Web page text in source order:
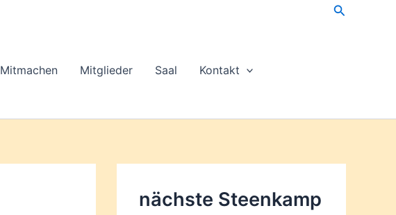
Suchen
Mitmachen Mitglieder Saal Kontakt
nächste Steenkamp